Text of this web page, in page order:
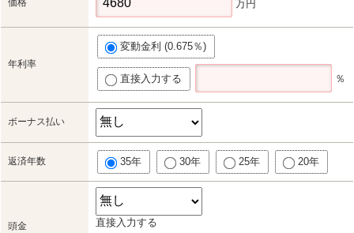
価格 万円
年利率
変動金利 (0.675％)
直接入力する ％
ボーナス払い
返済年数 35年 30年 25年 20年
頭金 直接入力する